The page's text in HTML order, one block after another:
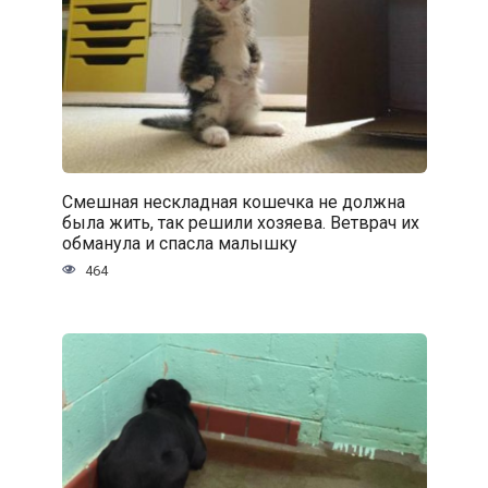
Смешная нескладная кошечка не должна
была жить, так решили хозяева. Ветврач их
обманула и спасла малышку
464